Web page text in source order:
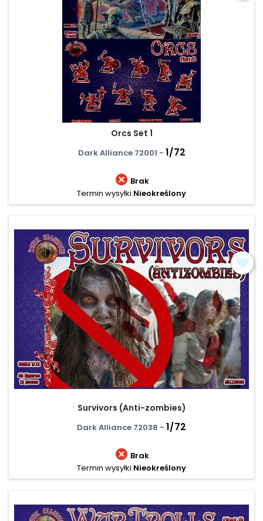
Orcs Set 1
Dark Alliance 72001 - 1/72
 Brak
Termin wysyłki Nieokreślony
Survivors (Anti-zombies)
Dark Alliance 72038 - 1/72
 Brak
Termin wysyłki Nieokreślony